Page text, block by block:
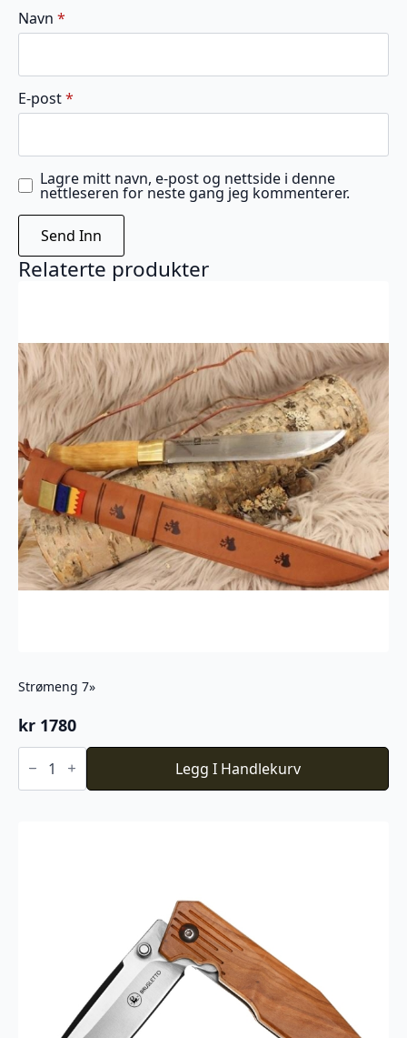
Navn *
E-post*
Lagre mitt navn, e-post og nettside i denne
nettleseren for neste gang jeg kommenterer.
Relaterte produkter
Strømeng 7»
kr 1780
Strømeng
7'' Legg I Handlekurv